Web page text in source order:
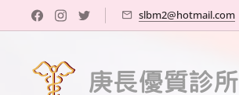
slbm2@hotmail.com
庚長優質診所